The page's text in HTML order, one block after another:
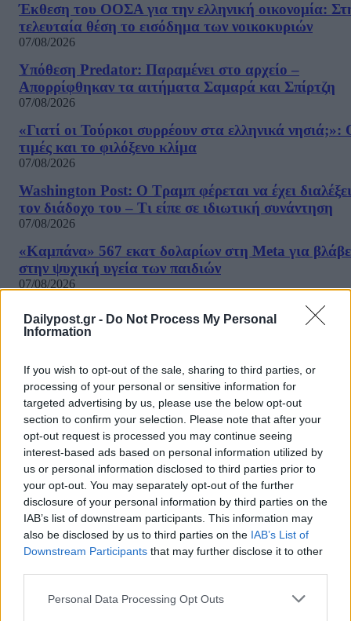
Dailypost.gr - Do Not Process My Personal
Information
If you wish to opt-out of the sale, sharing to third parties, or
processing of your personal or sensitive information for
targeted advertising by us, please use the below opt-out
section to confirm your selection. Please note that after your
opt-out request is processed you may continue seeing
interest-based ads based on personal information utilized by
us or personal information disclosed to third parties prior to
your opt-out. You may separately opt-out of the further
disclosure of your personal information by third parties on the
IAB’s list of downstream participants. This information may
also be disclosed by us to third parties on the IAB’s List of
Downstream Participants that may further disclose it to other
Personal Data Processing Opt Outs
Έκθεση του ΟΟΣΑ για την ελληνική οικονομία:
τελευταία θέση το εισόδημα των νοικοκυριών
07/08/2026
Υπόθεση Predator: Παραμένει στο αρχείο –
Απορρίφθηκαν τα αιτήματα Σαμαρά και Σπίρτζη
07/08/2026
«Γιατί οι Τούρκοι συρρέουν στα ελληνικά νησιά;»:
τιμές και το φιλόξενο κλίμα
07/08/2026
Washington Post: Ο Τραμπ φέρεται να έχει διαλέξει
τον διάδοχο του – Τι είπε σε ιδιωτική συνάντηση
07/08/2026
«Καμπάνα» 567 εκατ δολαρίων στη Meta για
στην ψυχική υγεία των παιδιών
07/08/2026
Η εφαρμογή «Οδύσσεια του Ομήρου» του
Καραναστάση στην κορυφή του ελληνικού App
Τσίπρας: Στις 2 Σεπτεμβρίου στη Θεσσαλονίκη θα
παρουσιάσει το οικονομικό πρόγραμμα της ΕΛΑΣ
07/08/2026
ΔΗΜΟΦΙΛΗ
Σαρωτικοί έλεγχοι στις παραλίες – Οι περιοχές με
περισσότερες καταγγελίες
07/08/2026
Έκθεση του ΟΟΣΑ για την ελληνική οικονομία:
τελευταία θέση το εισόδημα των νοικοκυριών
07/08/2026
Τι περιλαμβάνει